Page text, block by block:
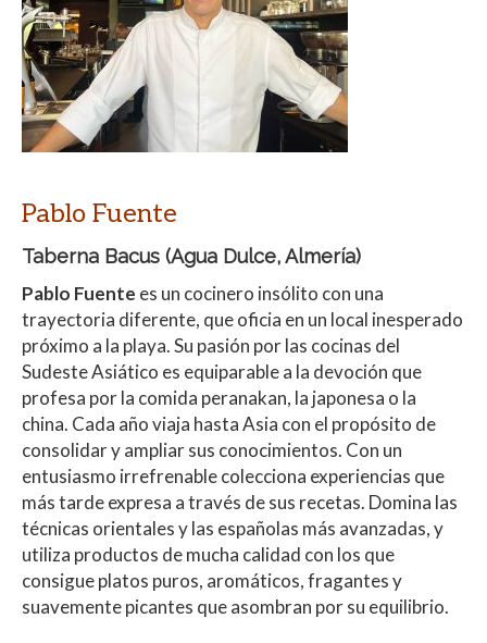
Pablo Fuente
Taberna Bacus (Agua Dulce, Almería)
Pablo Fuente es un cocinero insólito con una
trayectoria diferente, que oficia en un local inesperado
próximo a la playa. Su pasión por las cocinas del
Sudeste Asiático es equiparable a la devoción que
profesa por la comida peranakan, la japonesa o la
china. Cada año viaja hasta Asia con el propósito de
consolidar y ampliar sus conocimientos. Con un
entusiasmo irrefrenable colecciona experiencias que
más tarde expresa a través de sus recetas. Domina las
técnicas orientales y las españolas más avanzadas, y
utiliza productos de mucha calidad con los que
consigue platos puros, aromáticos, fragantes y
suavemente picantes que asombran por su equilibrio.